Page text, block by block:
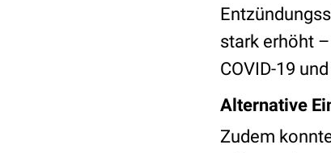
stark erhöht
COVID-19
Alternative
Zudem